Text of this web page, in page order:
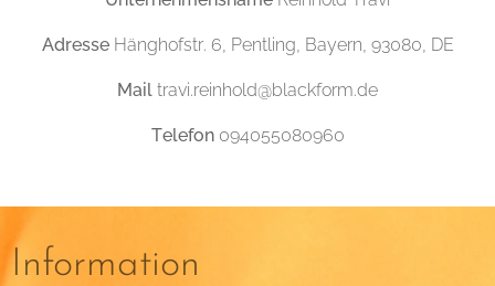
AdresseHänghofstr. 6, Pentling, Bayern, 93080, DE
Mail travi.reinhold@blackform.de
Telefon094055080960
Information